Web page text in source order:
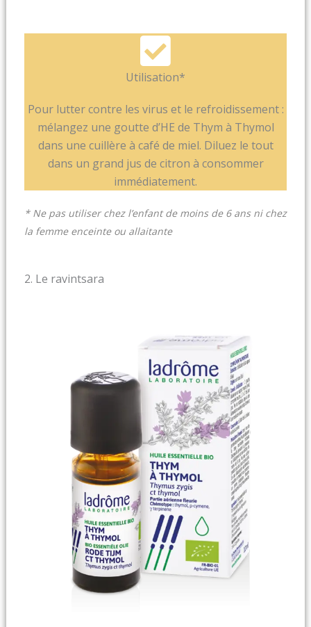
Utilisation*
Pour lutter contre les virus et le refroidissement :
mélangez une goutte d’HE de Thym à Thymol
dans une cuillère à café de miel. Diluez le tout
dans un grand jus de citron à consommer
immédiatement.
* Ne pas utiliser chez l’enfant de moins de 6 ans ni chez
la femme enceinte ou allaitante
2. Le ravintsara